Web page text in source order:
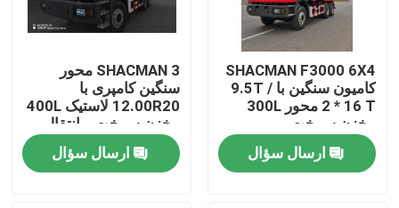
تور کارخانه
کنترل کیفیت
با ما تماس بگیرید
SHACMAN F3000 6X4
کامیون سنگین با 9.5T /
2 * 16 T محور 300L
مخزن سوخت و
3775+1400 میلی متر
فاصله چرخارسال سؤال
SHACMAN 3 محور
سنگین کامپری با
12.00R20 لاستیک 400L
مخزن سوخت و انتقال
دستی 430HP یوروII 25
تن
ارسال سؤال